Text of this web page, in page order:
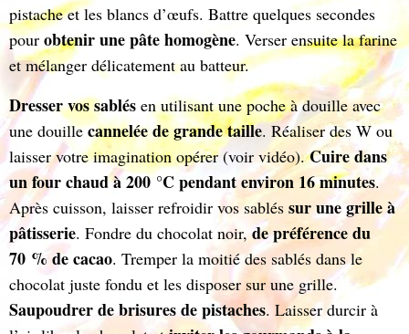
pistache et les blancs d’œufs. Battre quelques secondes
pour obtenir une pâte homogène. Verser ensuite la farine
et mélanger délicatement au batteur.
Dresser vos sablés en utilisant une poche à douille avec
une douillecannelée de grande taille. Réaliser des W ou
laisser votre imagination opérer (voir vidéo).Cuire dans
un four chaud à 200 °C pendant environ 16 minutes.
Après cuisson, laisser refroidir vos sablés sur une grille à
pâtisserie. Fondre du chocolat noir,de préférence du
70 % de cacao. Tremper la moitié des sablés dans le
chocolat juste fondu et les disposer sur une grille.
Saupoudrer de brisures de pistaches. Laisser durcir à